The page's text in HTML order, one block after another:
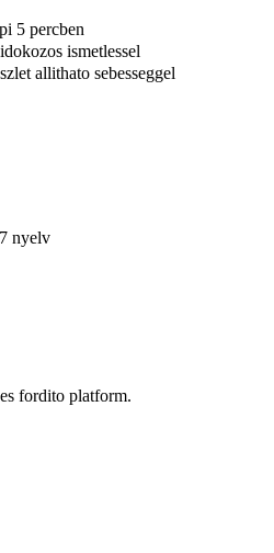
5 percben
ismetlessel
allithato sebesseggel
nyelv
fordito platform.